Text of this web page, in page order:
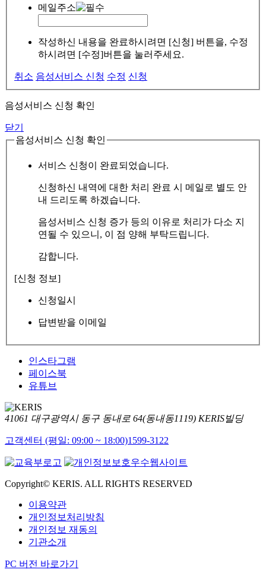
메일주소
작성하신 내용을 완료하시려면 [신청] 버튼을, 수정
하시려면 [수정]버튼을 눌러주세요.
취소 음성서비스 신청 수정 신청
음성서비스 신청 확인
닫기
음성서비스 신청 확인
서비스 신청이 완료되었습니다.
신청하신 내역에 대한 처리 완료 시 메일로 별도 안
내 드리도록 하겠습니다.
음성서비스 신청 증가 등의 이유로 처리가 다소 지
연될 수 있으니, 이 점 양해 부탁드립니다.
감합니다.
[신청 정보]
신청일시
답변받을 이메일
인스타그램
페이스북
유튜브
41061 대구광역시 동구 동내로 64(동내동1119) KERIS빌딩
고객센터 (평일: 09:00 ~ 18:00)1599-3122
Copyright© KERIS. ALL RIGHTS RESERVED
이용약관
개인정보처리방침
개인정보 재동의
기관소개
PC 버전 바로가기